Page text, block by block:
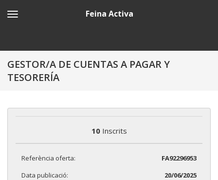
Feina Activa
GESTOR/A DE CUENTAS A PAGAR Y
TESORERÍA
10Inscrits
Referència oferta:
FA92296953
Data publicació:
20/06/2025